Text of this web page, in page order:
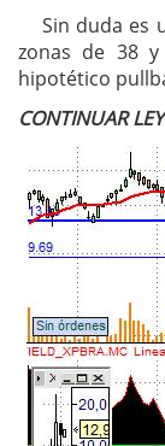
Sin duda es
zonas de 38
hipotético
CONTINUAR